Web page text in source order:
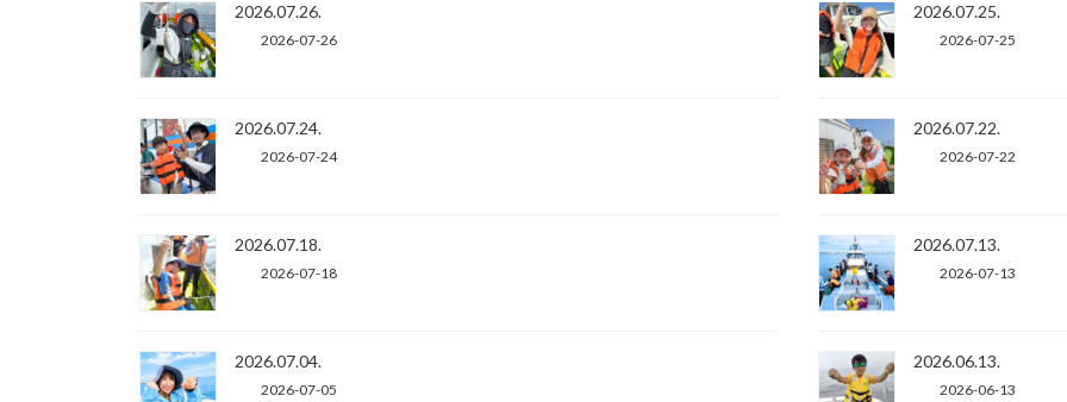
2026.07.26.
2026-07-26
2026.07.25.
2026-07-25
2026.07.24.
2026-07-24
2026.07.22.
2026-07-22
2026.07.18.
2026-07-18
2026.07.13.
2026-07-13
2026.07.04.
2026-07-05
2026.06.13.
2026-06-13